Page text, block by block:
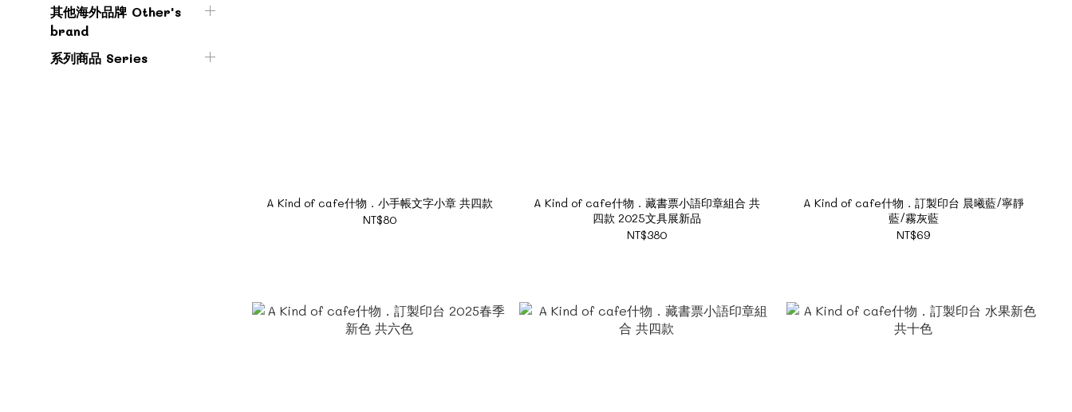
其他海外品牌 Other's
brand
系列商品 Series
A Kind of cafe什物．小手帳文字小章 共四款
NT$80
A Kind of cafe什物．藏書票小語印章組合 共
四款 2025文具展新品
NT$380
A Kind of cafe什物．訂製印台 晨曦藍/寧靜
藍/霧灰藍
NT$69